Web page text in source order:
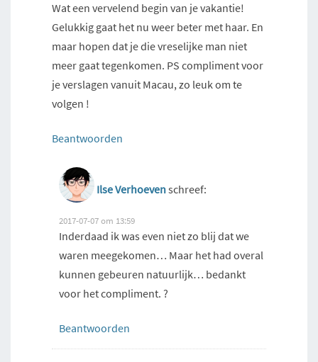
Wat een vervelend begin van je vakantie!
Gelukkig gaat het nu weer beter met haar. En
maar hopen dat je die vreselijke man niet
meer gaat tegenkomen. PS compliment voor
je verslagen vanuit Macau, zo leuk om te
volgen !
Beantwoorden
Ilse Verhoevenschreef:
2017-07-07 om 13:59
Inderdaad ik was even niet zo blij dat we
waren meegekomen… Maar het had overal
kunnen gebeuren natuurlijk… bedankt
voor het compliment. ?
Beantwoorden